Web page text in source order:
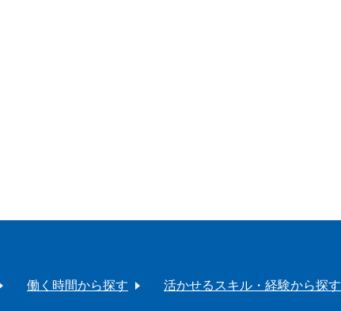
働く時間から探す 活かせるスキル・経験から探す